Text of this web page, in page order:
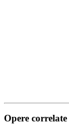
Opere correlate